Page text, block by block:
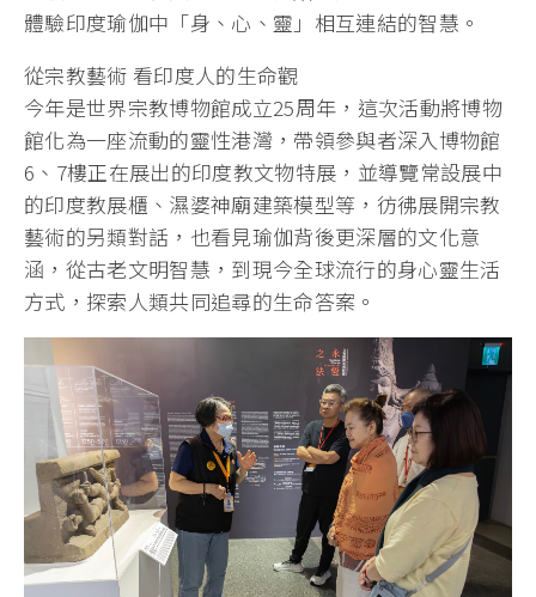
體驗印度瑜伽中「身、心、靈」相互連結的智慧。
從宗教藝術 看印度人的生命觀
今年是世界宗教博物館成立25周年，這次活動將博物
館化為一座流動的靈性港灣，帶領參與者深入博物館
6、7樓正在展出的印度教文物特展，並導覽常設展中
的印度教展櫃、濕婆神廟建築模型等，彷彿展開宗教
藝術的另類對話，也看見瑜伽背後更深層的文化意
涵，從古老文明智慧，到現今全球流行的身心靈生活
方式，探索人類共同追尋的生命答案。